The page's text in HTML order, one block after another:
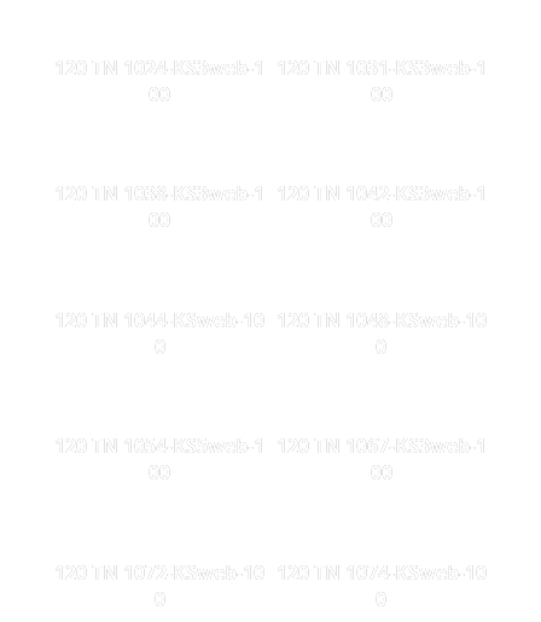
120 TN 1024-KS3web-1
00
120 TN 1031-KS3web-1
00
120 TN 1038-KS3web-1
00
120 TN 1042-KS3web-1
00
120 TN 1044-KSweb-10
0
120 TN 1048-KSweb-10
0
120 TN 1054-KS5web-1
00
120 TN 1067-KS3web-1
00
120 TN 1072-KSweb-10
0
120 TN 1074-KSweb-10
0